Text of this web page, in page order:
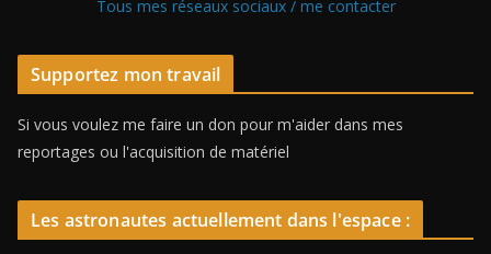
Tous mes réseaux sociaux / me contacter
Supportez mon travail
Si vous voulez me faire un don pour m'aider dans mes
reportages ou l'acquisition de matériel
Les astronautes actuellement dans l'espace :